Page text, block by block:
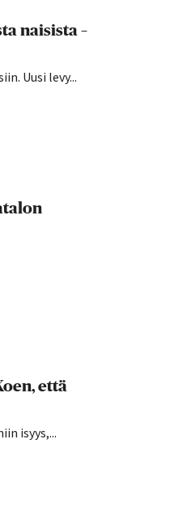
naisista –
Uusi levy...
että
isyys,...